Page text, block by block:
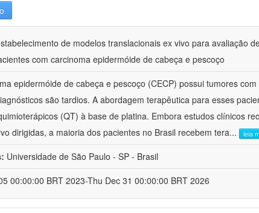
de modelos translacionais ex vivo para avaliação
com carcinoma epidermóide de cabeça e pescoço
epidermóide de cabeça e pescoço (CECP) possui tumores
são tardios. A abordagem terapêutica para esses
(QT) à base de platina. Embora estudos clínicos
dirigidas, a maioria dos pacientes no Brasil recebem tera... leia
Universidade de São Paulo - SP - Brasil
00:00:00 BRT 2023-Thu Dec 31 00:00:00 BRT 2026